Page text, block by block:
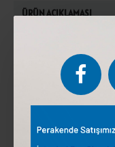
ÜRÜN AÇIKLAMASI
miktarda sert